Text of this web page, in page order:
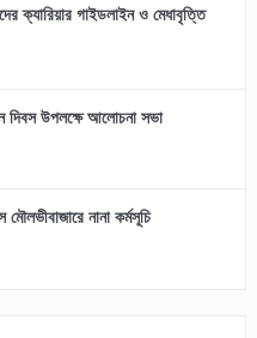
ক্যারিয়ার গাইডলাইন ও মেধাবৃত্তি
উপলক্ষে আলোচনা সভা
নানা কর্মসূচি